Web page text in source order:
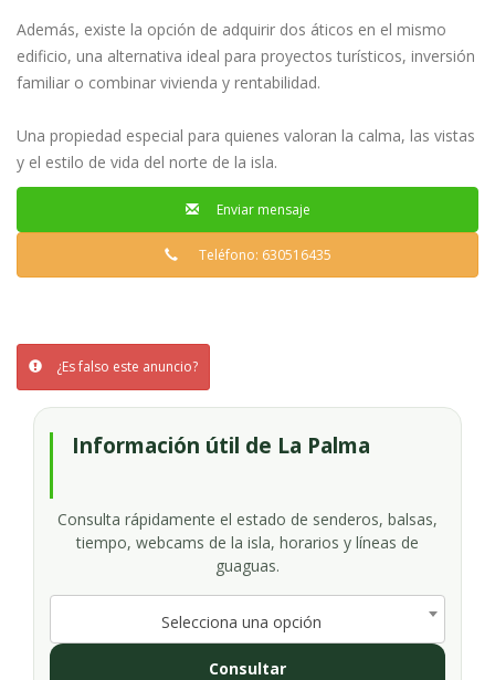
Además, existe la opción de adquirir dos áticos en el mismo
edificio, una alternativa ideal para proyectos turísticos, inversión
familiar o combinar vivienda y rentabilidad.
Una propiedad especial para quienes valoran la calma, las vistas
y el estilo de vida del norte de la isla.
Enviar mensaje
Teléfono: 630516435
¿Es falso este anuncio?
Información útil de La Palma
Consulta rápidamente el estado de senderos, balsas,
tiempo, webcams de la isla, horarios y líneas de
guaguas.
Selecciona una opción
Consultar